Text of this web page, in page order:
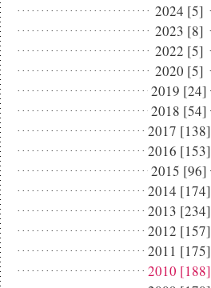
2024 [5]
2023 [8]
2022 [5]
2020 [5]
2019 [24]
2018 [54]
2017 [138]
2016 [153]
2015 [96]
2014 [174]
2013 [234]
2012 [157]
2011 [175]
2010 [188]